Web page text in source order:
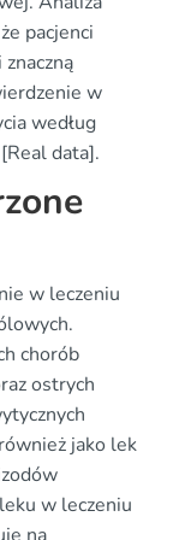
pacjenci
w
według
data].
w leczeniu
chorób
ostrych
jako lek
w leczeniu